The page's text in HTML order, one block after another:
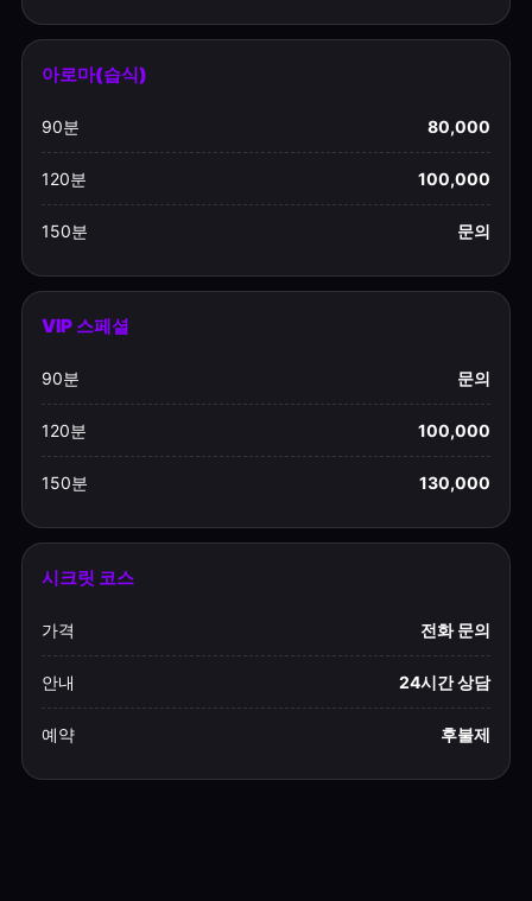
아로마(습식)
90분 80,000
120분 100,000
150분 문의
VIP 스페셜
90분 문의
120분 100,000
150분 130,000
시크릿 코스
가격 전화 문의
안내 24시간 상담
예약 후불제